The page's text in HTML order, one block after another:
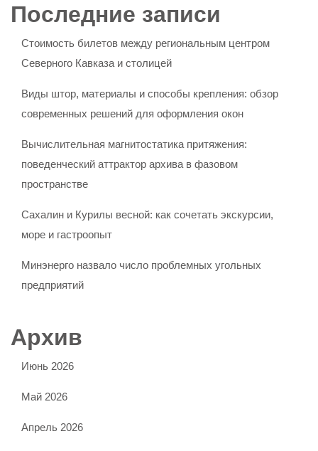
Последние записи
Стоимость билетов между региональным центром
Северного Кавказа и столицей
Виды штор, материалы и способы крепления: обзор
современных решений для оформления окон
Вычислительная магнитостатика притяжения:
поведенческий аттрактор архива в фазовом
пространстве
Сахалин и Курилы весной: как сочетать экскурсии,
море и гастроопыт
Минэнерго назвало число проблемных угольных
предприятий
Архив
Июнь 2026
Май 2026
Апрель 2026